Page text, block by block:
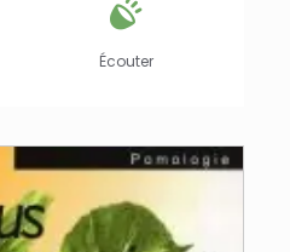
Écouter